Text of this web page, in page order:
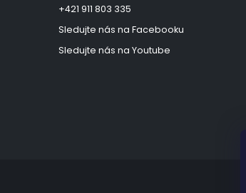
+421 911 803 335
Sledujte nás na Facebooku
Sledujte nás na Youtube